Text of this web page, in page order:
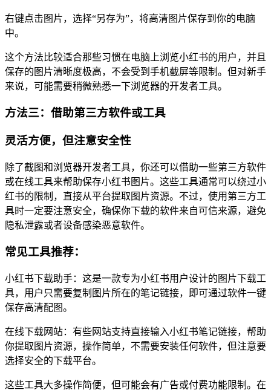
右键点击图片，选择“另存为”，将高清图片保存到你的电脑
中。
这个方法比较适合那些习惯在电脑上浏览小红书的用户，并且
保存的图片清晰度极高，不会受到手机截屏等限制。但对新手
来说，可能需要稍微熟悉一下浏览器的开发者工具。
方法三：借助第三方软件或工具
灵活方便，但注意安全性
除了截图和浏览器开发者工具，你还可以借助一些第三方软件
或在线工具来帮助保存小红书图片。这些工具通常可以绕过小
红书的限制，直接从平台提取图片资源。不过，使用第三方工
具时一定要注意安全，确保你下载的软件来自可信来源，避免
隐私泄露或者设备感染恶意软件。
常见工具推荐：
小红书下载助手：这是一款专为小红书用户设计的图片下载工
具，用户只需要复制图片所在的笔记链接，即可通过软件一键
保存高清配图。
在线下载网站：有些网站支持直接输入小红书笔记链接，帮助
你提取图片资源，操作简单，不需要安装任何软件，但注意要
选择安全的下载平台。
这些工具大多操作简便，但可能会有广告或付费功能限制。在